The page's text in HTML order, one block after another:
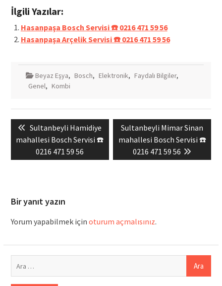
İlgili Yazılar:
Hasanpaşa Bosch Servisi ☎️ 0216 471 59 56
Hasanpaşa Arçelik Servisi ☎️ 0216 471 59 56
Beyaz Eşya, Bosch, Elektronik, Faydalı Bilgiler,
Genel, Kombi
Yazı
gezinmesi
Previous
post:
Sultanbeyli Hamidiye
mahallesi Bosch Servisi ☎️
0216 471 59 56
Next
post:
Sultanbeyli Mimar Sinan
mahallesi Bosch Servisi ☎️
0216 471 59 56
Bir yanıt yazın
Yorum yapabilmek için oturum açmalısınız.